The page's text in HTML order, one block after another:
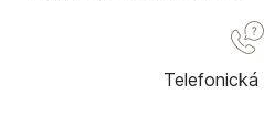
Telefonická